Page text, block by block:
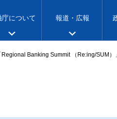
庁について 報道・広報
Regional Banking Summit （Re:ing/SUM